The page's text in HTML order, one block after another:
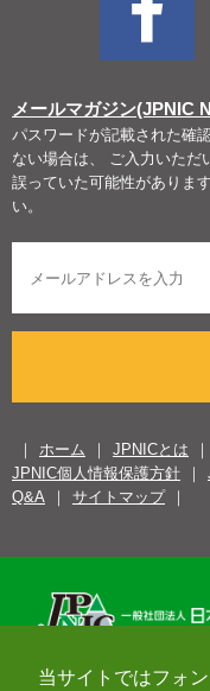
当サイトではフォ
メールマガジン(JPNIC
パスワードが記載された確
ない場合は、 ご入力いただ
誤っていた可能性がありま
い。
ホーム JPNICとは
JPNIC個人情報保護方針
Q&A
サイトマップ
Copyright© 1996-2026